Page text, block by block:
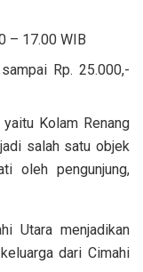
– 17.00 WIB
Rp. 25.000,-
Kolam Renang
salah satu objek
oleh pengunjung,
Utara menjadikan
dari Cimahi